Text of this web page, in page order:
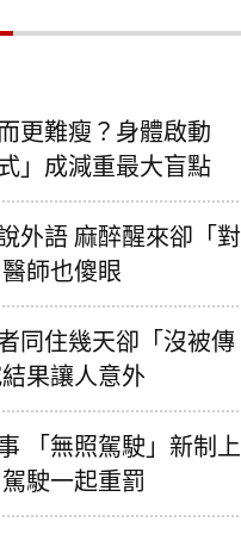
更難瘦？身體啟動
」成減重最大盲點
外語 麻醉醒來卻「對
師也傻眼
同住幾天卻「沒被傳
果讓人意外
「無照駕駛」新制上
駛一起重罰